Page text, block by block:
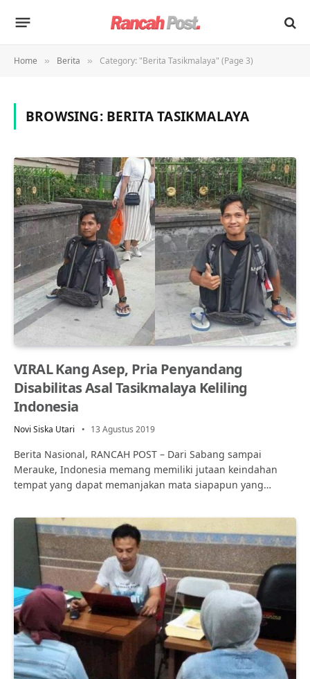
Home » Berita » Category: "Berita Tasikmalaya" (Page 3)
BROWSING: BERITA TASIKMALAYA
VIRAL Kang Asep, Pria Penyandang
Disabilitas Asal Tasikmalaya Keliling
Indonesia
Novi Siska Utari 13 Agustus 2019
Berita Nasional, RANCAH POST – Dari Sabang sampai
Merauke, Indonesia memang memiliki jutaan keindahan
tempat yang dapat memanjakan mata siapapun yang…